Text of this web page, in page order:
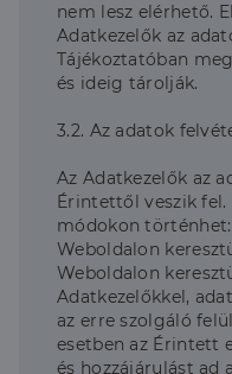
nem lesz elérhető.
Adatkezelők az
Tájékoztatóban
és ideig tárolják.
3.2. Az adatok
Az Adatkezelők az
Érintettől veszik fel.
módokon történhet:
Weboldalon
Weboldalon
Adatkezelőkkel,
az erre szolgáló
esetben az Érintett
és hozzájárulást ad